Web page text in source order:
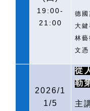
19:00-
21:00
德
大鍵
林藝
文憑
2026/1
1/5
從
勒
主